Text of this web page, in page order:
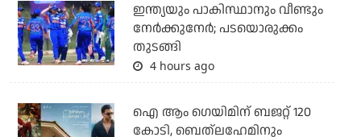
ഇന്ത്യയും പാകിസ്ഥാനും വീണ്ടും
നേര്‍ക്കുനേര്‍; പടയൊരുക്കം
തുടങ്ങി
4 hours ago
ഐ ആം ഗെയിമിന് ബജറ്റ് 120
കോടി, ബെത്‌ലഹേമിനും